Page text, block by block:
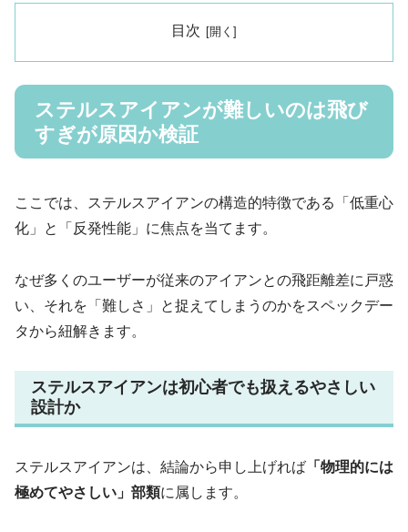
目次
ステルスアイアンが難しいのは飛び
すぎが原因か検証
ここでは、ステルスアイアンの構造的特徴である「低重心
化」と「反発性能」に焦点を当てます。
なぜ多くのユーザーが従来のアイアンとの飛距離差に戸惑
い、それを「難しさ」と捉えてしまうのかをスペックデー
タから紐解きます。
ステルスアイアンは初心者でも扱えるやさしい
設計か
ステルスアイアンは、結論から申し上げれば 「物理的には
極めてやさしい」部類に属します。